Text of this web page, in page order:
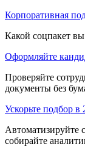
Корпоративная
Какой соцпакет
Оформляйте
Проверяйте
документы без
Ускорьте подбор в
Автоматизируйте
собирайте